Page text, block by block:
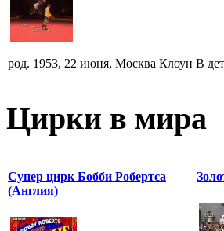
род. 1953, 22 июня, Москва Клоун В
Цирки в мира
Супер цирк Бобби Робертса
(Англия)